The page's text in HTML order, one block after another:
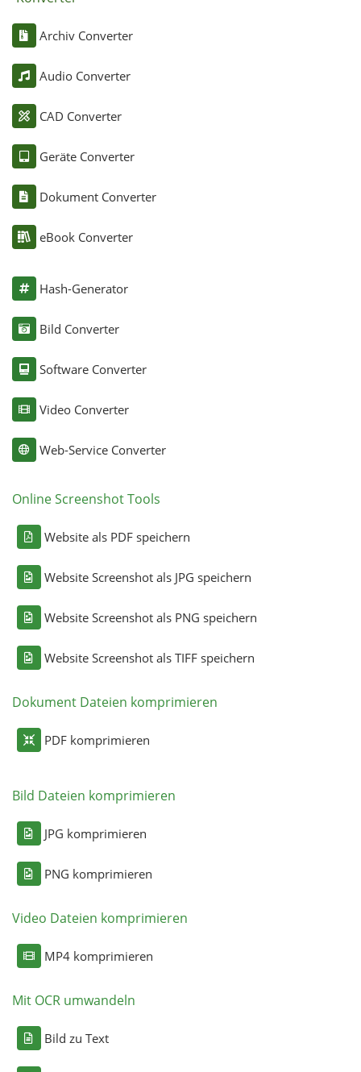
Archiv Converter
Audio Converter
CAD Converter
Geräte Converter
Dokument Converter
eBook Converter
Hash-Generator
Bild Converter
Software Converter
Video Converter
Web-Service Converter
Online Screenshot Tools
Website als PDF speichern
Website Screenshot als JPG speichern
Website Screenshot als PNG speichern
Website Screenshot als TIFF speichern
Dokument Dateien komprimieren
PDF komprimieren
Bild Dateien komprimieren
JPG komprimieren
PNG komprimieren
Video Dateien komprimieren
MP4 komprimieren
Mit OCR umwandeln
Bild zu Text